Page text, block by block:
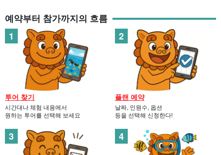
푸른 동굴
미야코지마에서 인기 있는 '푸른 동굴'. 입구는 좁아서 사람 한 명이
겨우 지나갈 수 있을 정도!
깊이는 40m, 칠흑 같은 동굴의 가장 깊은 곳에서 입구 쪽을 들여다
보면 새파란 '일라블루'가 눈앞에 펼쳐진다.
예약부터 참가까지의 흐름
투어 찾기
시간대나 체험 내용에서
원하는 투어를 선택해 보세요
플랜 예약
날짜, 인원수, 옵션
등을 선택해 신청한다!